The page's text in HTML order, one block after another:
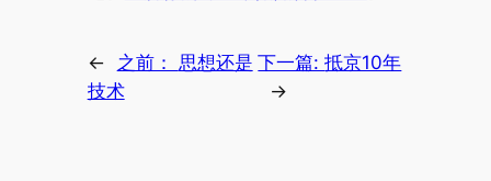
← 之前： 思想还是
技术
下一篇:抵京10年
→